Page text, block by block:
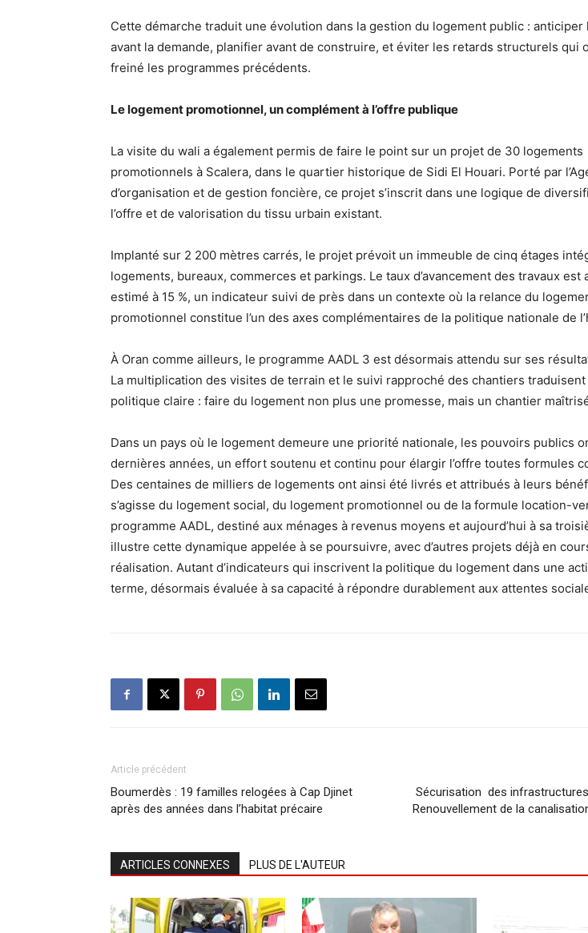
Cette démarche traduit une évolution dans la gestion du logement public : anticiper
avant la demande, planifier avant de construire, et éviter les retards structurels qui
freiné les programmes précédents.
Le logement promotionnel, un complément à l’offre publique
La visite du wali a également permis de faire le point sur un projet de 30 logements
promotionnels à Scalera, dans le quartier historique de Sidi El Houari. Porté par
d’organisation et de gestion foncière, ce projet s’inscrit dans une logique de
l’offre et de valorisation du tissu urbain existant.
Implanté sur 2 200 mètres carrés, le projet prévoit un immeuble de cinq étages
logements, bureaux, commerces et parkings. Le taux d’avancement des travaux est
estimé à 15 %, un indicateur suivi de près dans un contexte où la relance du
promotionnel constitue l’un des axes complémentaires de la politique nationale de
À Oran comme ailleurs, le programme AADL 3 est désormais attendu sur ses
La multiplication des visites de terrain et le suivi rapproché des chantiers
politique claire : faire du logement non plus une promesse, mais un chantier
Dans un pays où le logement demeure une priorité nationale, les pouvoirs publics
dernières années, un effort soutenu et continu pour élargir l’offre toutes formules
Des centaines de milliers de logements ont ainsi été livrés et attribués à leurs
s’agisse du logement social, du logement promotionnel ou de la formule location-
programme AADL, destiné aux ménages à revenus moyens et aujourd’hui à sa
illustre cette dynamique appelée à se poursuivre, avec d’autres projets déjà en
réalisation. Autant d’indicateurs qui inscrivent la politique du logement dans une
terme, désormais évaluée à sa capacité à répondre durablement aux attentes
Article précédent
Boumerdès : 19 familles relogées à Cap Djinet
après des années dans l’habitat précaire
Sécurisation des
Renouvellement de la
ARTICLES CONNEXES PLUS DE L'AUTEUR